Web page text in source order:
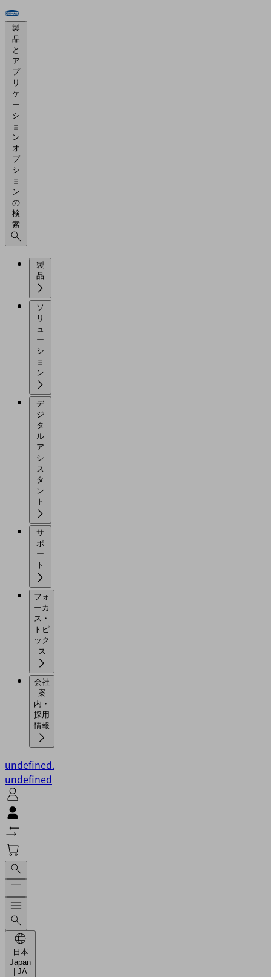
製
品
と
ア
プ
リ
ケ
ー
シ
ョ
ン
オ
プ
シ
ョ
ン
の
検
索
製
ソ
リ
ュ
ー
シ
ョ
デ
ジ
タ
ル
ア
シ
ス
タ
ン
サ
ポ
ー
フォ
ーカ
ス・
トピ
ック
会社
案
内・
採用
情報
undefined.
undefined
日本
Japan
| JA